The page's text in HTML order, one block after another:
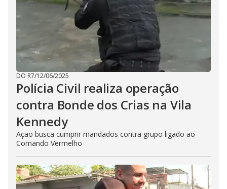
DO R7/12/06/2025
Polícia Civil realiza operação
contra Bonde dos Crias na Vila
Kennedy
Ação busca cumprir mandados contra grupo ligado ao
Comando Vermelho